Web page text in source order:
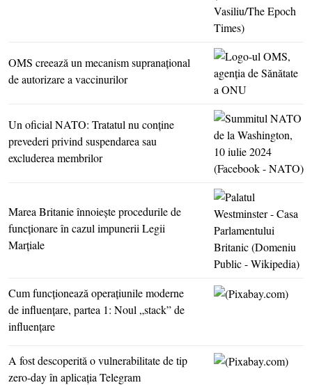
OMS creează un mecanism supranaţional
de autorizare a vaccinurilor
Un oficial NATO: Tratatul nu conţine
prevederi privind suspendarea sau
excluderea membrilor
Marea Britanie înnoieşte procedurile de
funcţionare în cazul impunerii Legii
Marţiale
Cum funcţionează operaţiunile moderne
de influenţare, partea 1: Noul „stack” de
influenţare
A fost descoperită o vulnerabilitate de tip
zero-day în aplicaţia Telegram